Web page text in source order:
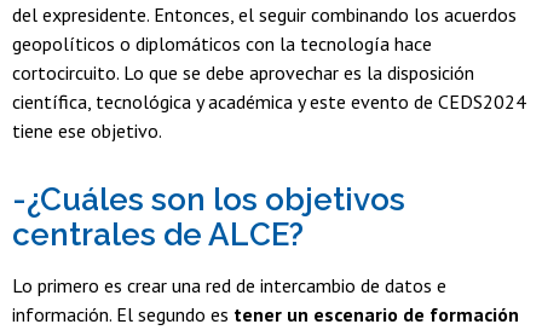
del expresidente. Entonces, el seguir combinando los acuerdos
geopolíticos o diplomáticos con la tecnología hace
cortocircuito. Lo que se debe aprovechar es la disposición
científica, tecnológica y académica y este evento de CEDS2024
tiene ese objetivo.
-¿Cuáles son los objetivos
centrales de ALCE?
Lo primero es crear una red de intercambio de datos e
información. El segundo es tener un escenario de formación